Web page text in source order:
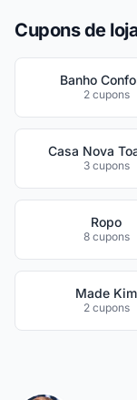
Cupons de
Banho
2 cupons
Casa Nova
3 cupons
Ropo
8 cupons
Made Kim
2 cupons